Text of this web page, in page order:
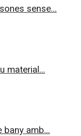
sense...
material...
bany amb...